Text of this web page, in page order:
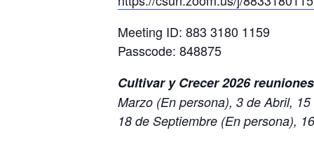
Meeting ID: 883 3180 1159
Passcode: 848875
Cultivar y Crecer 2026
Marzo (En persona), 3 de Abril,
18 de Septiembre (En persona),